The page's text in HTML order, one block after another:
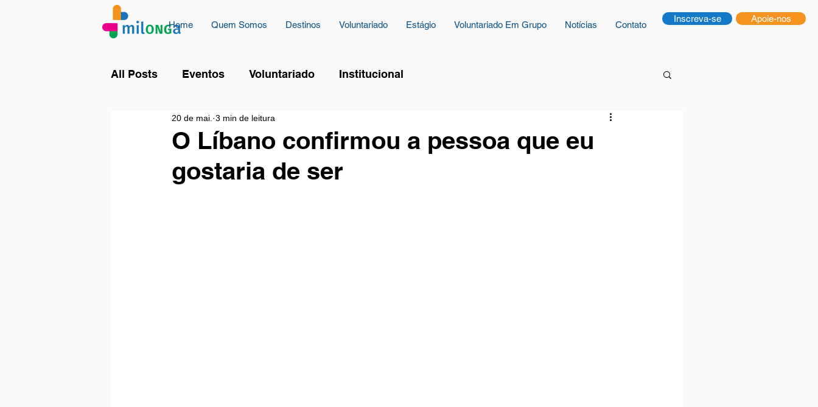
Apoie-nos
Inscreva-se
Home Quem Somos Destinos Voluntariado Estágio Voluntariado Em Grupo Notícias Contato
All Posts Eventos Voluntariado Institucional
O Líbano confirmou a pessoa que eu
gostaria de ser
20 de mai. 3 min de leitura